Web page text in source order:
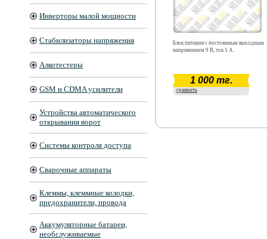
Инверторы малой мощности
Стабилизаторы напряжения
Алкотестеры
GSM и CDMA усилители
Устройства автоматического
открывания ворот
Системы контроля доступа
Сварочные аппараты
Клеммы, клеммные колодки,
предохранители, провода
Аккумуляторные батареи,
необслуживаемые
Блок питания с постоянным выходным
напряжением 9 В, ток 1 А.
1 000 тг.
сравнить